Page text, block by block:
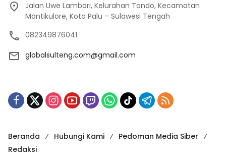
Jalan Uwe Lambori, Kelurahan Tondo, Kecamatan
Mantikulore, Kota Palu – Sulawesi Tengah
082349876041
globalsulteng.com@gmail.com
Beranda Hubungi Kami
Pedoman Media Siber
Redaksi